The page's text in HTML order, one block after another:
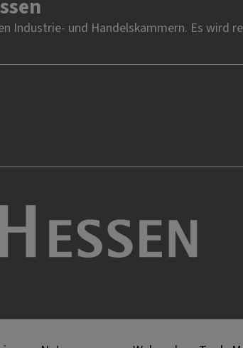
Industrie- und Handelskammern. Es